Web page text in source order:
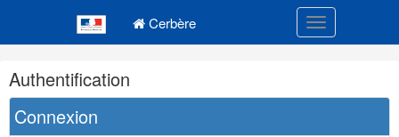
Cerbère Toggle
Navigation
et
outils
annexes
Authentification
Connexion